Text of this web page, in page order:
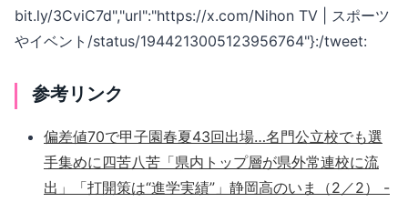
bit.ly/3CviC7d","url":"https://x.com/Nihon TV | スポーツ
やイベント/status/1944213005123956764"}:/tweet:
参考リンク
偏差値70で甲子園春夏43回出場…名門公立校でも選
手集めに四苦八苦「県内トップ層が県外常連校に流
出」「打開策は“進学実績”」静岡高のいま（2／2） -